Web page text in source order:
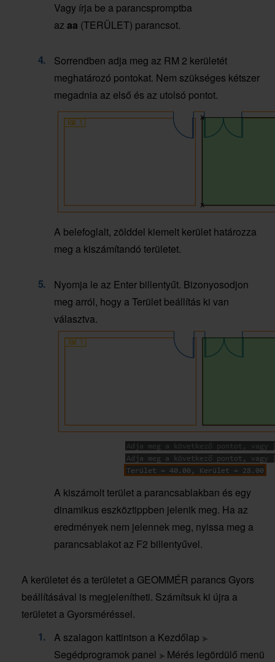
Vagy írja be a parancspromptba
az aa (TERÜLET) parancsot.
Sorrendben adja meg az RM 2 kerületét
meghatározó pontokat. Nem szükséges kétszer
megadnia az első és az utolsó pontot.
A belefoglalt, zölddel kiemelt kerület határozza
meg a kiszámítandó területet.
Nyomja le az Enter billentyűt. Bizonyosodjon
meg arról, hogy a Terület beállítás ki van
választva.
A kiszámolt terület a parancsablakban és egy
dinamikus eszköztippben jelenik meg. Ha az
eredmények nem jelennek meg, nyissa meg a
parancsablakot az F2 billentyűvel.
A kerületet és a területet a GEOMMÉR parancs Gyors
beállításával is megjelenítheti. Számítsuk ki újra a
területet a Gyorsméréssel.
A szalagon kattintson a Kezdőlap
Segédprogramok panel
Mérés legördülő menü